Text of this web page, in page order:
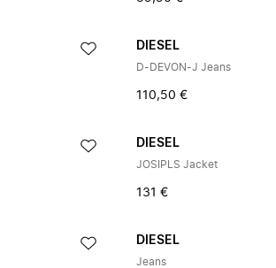
DIESEL
D-DEVON-J Jeans
110,50 €
DIESEL
JOSIPLS Jacket
131 €
DIESEL
Jeans